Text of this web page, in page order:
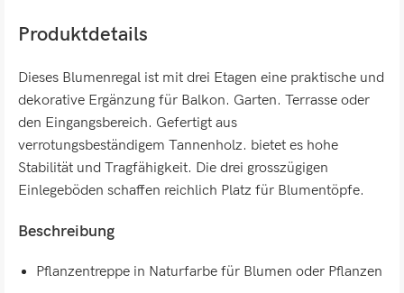
Produktdetails
Dieses Blumenregal ist mit drei Etagen eine praktische und
dekorative Ergänzung für Balkon. Garten. Terrasse oder
den Eingangsbereich. Gefertigt aus
verrotungsbeständigem Tannenholz. bietet es hohe
Stabilität und Tragfähigkeit. Die drei grosszügigen
Einlegeböden schaffen reichlich Platz für Blumentöpfe.
Beschreibung
Pflanzentreppe in Naturfarbe für Blumen oder Pflanzen